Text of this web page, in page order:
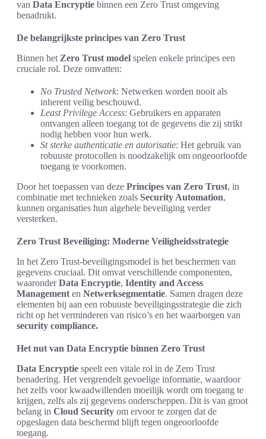
van Data Encryptie binnen een Zero Trust omgeving
benadrukt.
De belangrijkste principes van Zero Trust
Binnen het Zero Trust model spelen enkele principes een
cruciale rol. Deze omvatten:
No Trusted Network: Netwerken worden nooit als
inherent veilig beschouwd.
Least Privilege Access: Gebruikers en apparaten
ontvangen alleen toegang tot de gegevens die zij strikt
nodig hebben voor hun werk.
St sterke authenticatie en autorisatie: Het gebruik van
robuuste protocollen is noodzakelijk om ongeoorloofde
toegang te voorkomen.
Door het toepassen van deze Principes van Zero Trust, in
combinatie met technieken zoals Security Automation,
kunnen organisaties hun algehele beveiliging verder
versterken.
Zero Trust Beveiliging: Moderne Veiligheidsstrategie
In het Zero Trust-beveiligingsmodel is het beschermen van
gegevens cruciaal. Dit omvat verschillende componenten,
waaronderData Encryptie, Identity and Access
Management en Netwerksegmentatie. Samen dragen deze
elementen bij aan een robuuste beveiligingsstrategie die zich
richt op het verminderen van risico’s en het waarborgen van
security compliance.
Het nut van Data Encryptie binnen Zero Trust
Data Encryptie speelt een vitale rol in de Zero Trust
benadering. Het vergrendelt gevoelige informatie, waardoor
het zelfs voor kwaadwillenden moeilijk wordt om toegang te
krijgen, zelfs als zij gegevens onderscheppen. Dit is van groot
belang in Cloud Security om ervoor te zorgen dat de
opgeslagen data beschermd blijft tegen ongeoorloofde
toegang.